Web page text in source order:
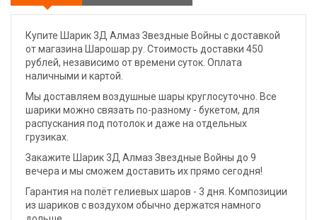
Купите Шарик 3Д Алмаз Звездные Войны с доставкой
от магазина Шарошар.ру. Стоимость доставки 450
рублей, независимо от времени суток. Оплата
наличными и картой.
Мы доставляем воздушные шары круглосуточно. Все
шарики можно связать по-разному - букетом, для
распускания под потолок и даже на отдельных
грузиках.
Закажите Шарик 3Д Алмаз Звездные Войны до 9
вечера и мы сможем доставить их прямо сегодня!
Гарантия на полёт гелиевых шаров - 3 дня. Композиции
из шариков с воздухом обычно держатся намного